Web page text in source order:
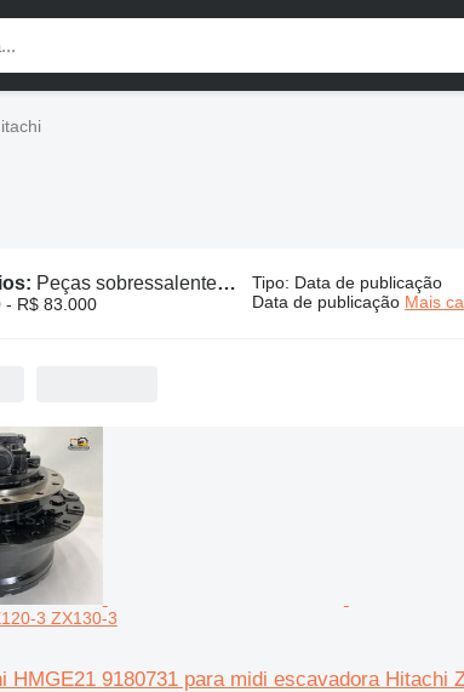
Peças sobressalentes Hitachi
- R$ 83.000
Tipo: Data de publicação
Data de publicação Mais
3 ZX130-3
HMGE21 9180731 para midi escavadora Hitachi